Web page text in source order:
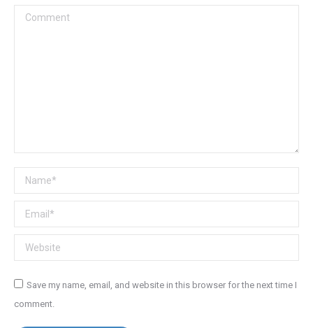
Comment
Name *
Email *
Website
Save my name, email, and website in this browser for the next time I
comment.